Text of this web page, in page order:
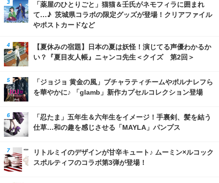
「薬屋のひとりごと」猫猫＆壬氏がネモフィラに囲まれ
て…♪ 茨城県コラボの限定グッズが登場！クリアファイル
やポストカードなど
【夏休みの宿題】日本の夏は妖怪！演じてる声優わかるか
い？『夏目友人帳』ニャンコ先生＜クイズ 第2回＞
「ジョジョ 黄金の風」ブチャラティチームやポルナレフら
を華やかに♪ 「glamb」新作カプセルコレクション登場
「忍たま」五年生＆六年生をイメージ！手裏剣、髪を結う
仕草…和の趣を感じさせる「MAYLA」パンプス
リトルミイのデザインが甘辛キュート♪ ムーミン×ルコック
スポルティフのコラボ第3弾が登場！